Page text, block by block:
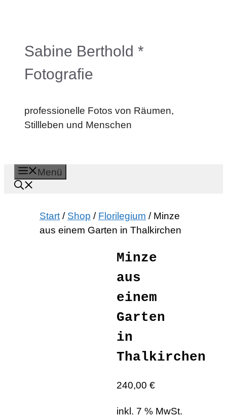
Sabine Berthold *
Fotografie
professionelle Fotos von Räumen,
Stillleben und Menschen
Menü
Start / Shop / Florilegium / Minze
aus einem Garten in Thalkirchen
Minze
aus
einem
Garten
in
Thalkirchen
240,00 €
inkl. 7 % MwSt.